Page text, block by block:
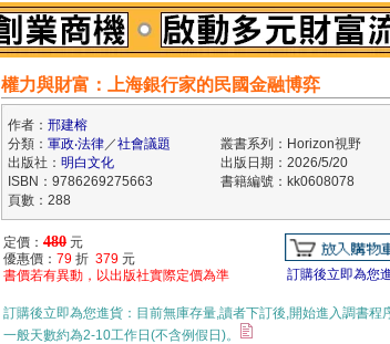
權力與財富：上海銀行家的民國金融博弈
作者： 邢建榕
分類： 軍政‧法律／社會議題
叢書系列：Horizon視野
出版社： 明白文化
出版日期：2026/5/20
ISBN：9786269275663
書籍編號：kk0608078
頁數：288
定價： 480 元
優惠價： 79 折 379 元
書價若有異動，以出版社實際定價為準
訂購後立即為您
訂購後立即為您進貨：目前無庫存量,讀者下訂後,開始進入調書程
一般天數約為2-10工作日(不含例假日)。